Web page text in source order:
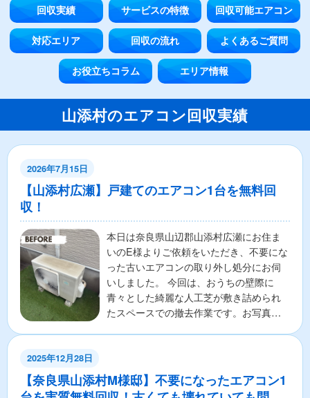
回収実績 サービスの特徴 回収可能エアコン
対応エリア 回収の流れ よくあるご質問
お役立ちコラム エリア情報
山添村のエアコン回収実績
2026年7月15日
【山添村広瀬】戸建てのエアコン1台を無料回
収！
本日は奈良県山辺郡山添村広瀬にお住ま
いのE様よりご依頼をいただき、不要にな
った古いエアコンの取り外し処分にお伺
いしました。 今回は、おうちの壁際に
青々とした綺麗な人工芝が敷き詰められ
たスペースでの撤去作業です。お写真の
2025年12月28日
【奈良県山添村M様邸】不要になったエアコン1